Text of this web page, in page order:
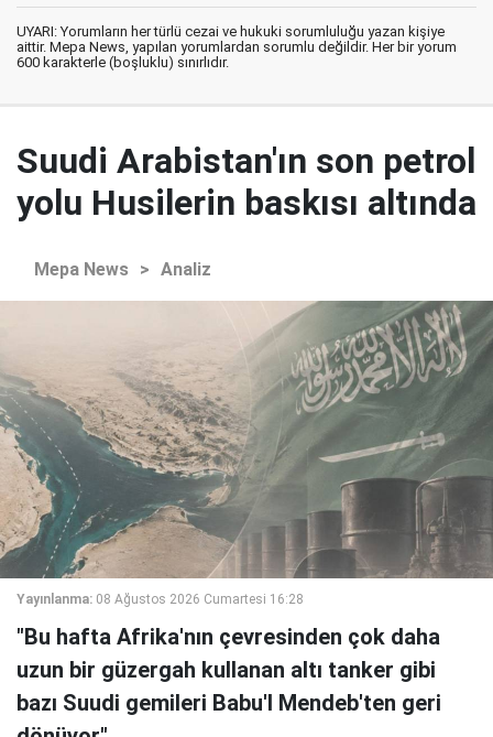
UYARI: Yorumların her türlü cezai ve hukuki sorumluluğu yazan kişiye
aittir. Mepa News, yapılan yorumlardan sorumlu değildir. Her bir yorum
600 karakterle (boşluklu) sınırlıdır.
Suudi Arabistan'ın son petrol
yolu Husilerin baskısı altında
Mepa News > Analiz
Yayınlanma: 08 Ağustos 2026 Cumartesi 16:28
"Bu hafta Afrika'nın çevresinden çok daha
uzun bir güzergah kullanan altı tanker gibi
bazı Suudi gemileri Babu'l Mendeb'ten geri